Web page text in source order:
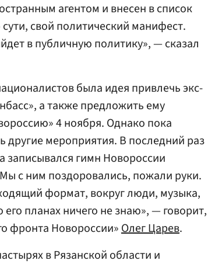
агентом и внесен в список
свой политический манифест.
в публичную политику», — сказал
была идея привлечь экс-
а также предложить ему
4 ноября. Однако пока
другие мероприятия. В последний раз
записывался гимн Новороссии
с ним поздоровались, пожали руки.
формат, вокруг люди, музыка,
планах ничего не знаю», — говорит,
фронта Новороссии»Олег Царев.
в Рязанской области и